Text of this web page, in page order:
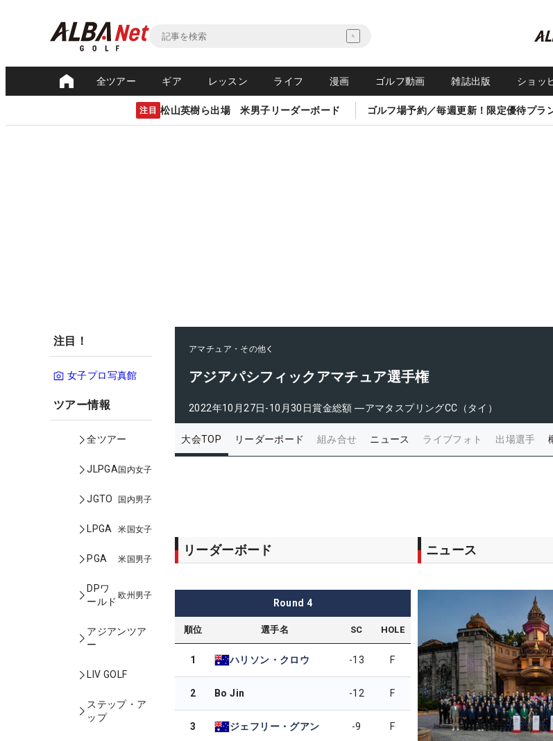
全ツアー ギア レッスン ライフ 漫画 ゴルフ動画 雑誌出版 ショッ
注目 松山英樹ら出場 米男子リーダーボード ゴルフ場予約／毎週更新！限定優待プラ
注目！
女子プロ写真館
ツアー情報
全ツアー
JLPGA国内女子
JGTO 国内男子
LPGA 米国女子
PGA 米国男子
DPワ
ールド
欧州男子
アジアンツア
ー
LIV GOLF
ステップ・ア
ップ
アマチュア・その他
アジアパシフィックアマチュア選手権
2022年10月27日-10月30日賞金総額 ―アマタスプリングCC（タイ）
大会TOP リーダーボード 組み合せ ニュース ライブフォト 出場選手
リーダーボード
Round 4
順位 選手名 SC HOLE
1 ハリソン・クロウ -13 F
2 Bo Jin -12 F
3 ジェフリー・グアン -9 F
ニュース